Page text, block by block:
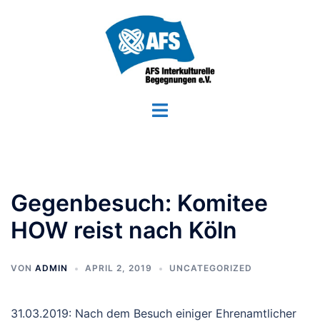
Menü
Gegenbesuch: Komitee
HOW reist nach Köln
VON ADMIN APRIL 2, 2019 UNCATEGORIZED
31.03.2019: Nach dem Besuch einiger Ehrenamtlicher